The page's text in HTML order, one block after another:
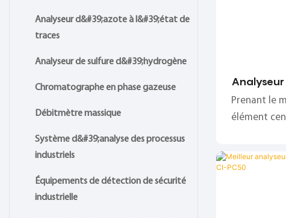
Analyseur d&#39;azote à l&#39;état de
traces
Analyseur de sulfure d&#39;hydrogène
Chromatographe en phase gazeuse
Débitmètre massique
Système d&#39;analyse des processus
industriels
Équipements de détection de sécurité
industrielle
qualité
Prenant le
élément
bonne
;